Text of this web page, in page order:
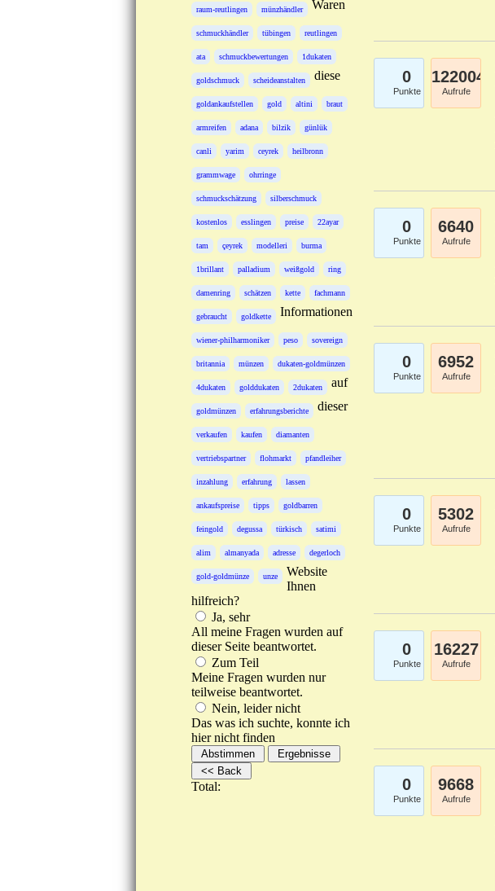
raum-reutlingen münzhändler
schmuckhändler tübingen reutlingen
ata schmuckbewertungen 1dukaten
goldschmuck scheideanstalten
goldankaufstellen gold altini braut
armreifen adana bilzik günlük
canli yarim ceyrek heilbronn
grammwage ohrringe
schmuckschätzung silberschmuck
kostenlos esslingen preise 22ayar
tam çeyrek modelleri burma
1brillant palladium weißgold ring
damenring schätzen kette fachmann
gebraucht goldkette
wiener-philharmoniker peso sovereign
britannia münzen dukaten-goldmünzen
4dukaten golddukaten 2dukaten
goldmünzen erfahrungsberichte
verkaufen kaufen diamanten
vertriebspartner flohmarkt pfandleiher
inzahlung erfahrung lassen
ankaufspreise tipps goldbarren
feingold degussa türkisch satimi
alim almanyada adresse degerloch
gold-goldmünze unze
Waren
diese
Informationen
auf
dieser
Website
Ihnen
hilfreich?
Ja, sehr
All meine Fragen wurden auf
dieser Seite beantwortet.
Zum Teil
Meine Fragen wurden nur
teilweise beantwortet.
Nein, leider nicht
Das was ich suchte, konnte ich
hier nicht finden
Total:
0
Punkte
122004
Aufrufe
0
Punkte
6640
Aufrufe
0
Punkte
6952
Aufrufe
0
Punkte
5302
Aufrufe
0
Punkte
16227
Aufrufe
0
Punkte
9668
Aufrufe